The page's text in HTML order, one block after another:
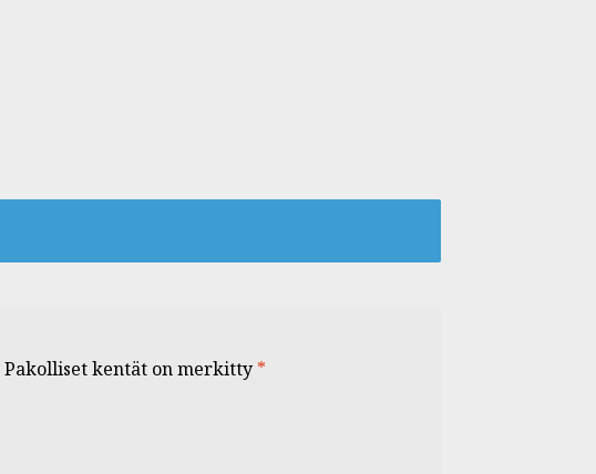
Pakolliset kentät on merkitty *